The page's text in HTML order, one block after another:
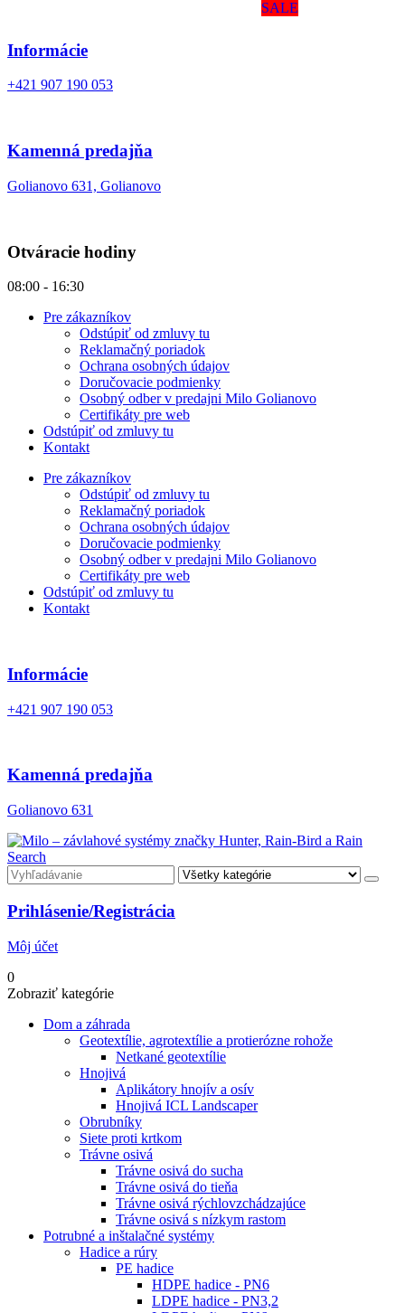
Informácie
+421 907 190 053
Kamenná predajňa
Golianovo 631, Golianovo
Otváracie hodiny
08:00 - 16:30
Pre zákazníkov
Odstúpiť od zmluvy tu
Reklamačný poriadok
Ochrana osobných údajov
Doručovacie podmienky
Osobný odber v predajni Milo Golianovo
Certifikáty pre web
Odstúpiť od zmluvy tu
Kontakt
Pre zákazníkov
Odstúpiť od zmluvy tu
Reklamačný poriadok
Ochrana osobných údajov
Doručovacie podmienky
Osobný odber v predajni Milo Golianovo
Certifikáty pre web
Odstúpiť od zmluvy tu
Kontakt
Informácie
+421 907 190 053
Kamenná predajňa
Golianovo 631
Search
Prihlásenie/Registrácia
Môj účet
0
Zobraziť kategórie
Dom a záhrada
Geotextílie, agrotextílie a protierózne rohože
Netkané geotextílie
Hnojivá
Aplikátory hnojív a osív
Hnojivá ICL Landscaper
Obrubníky
Siete proti krtkom
Trávne osivá
Trávne osivá do sucha
Trávne osivá do tieňa
Trávne osivá rýchlovzchádzajúce
Trávne osivá s nízkym rastom
Potrubné a inštalačné systémy
Hadice a rúry
PE hadice
HDPE hadice - PN6
LDPE hadice - PN3,2
SALE